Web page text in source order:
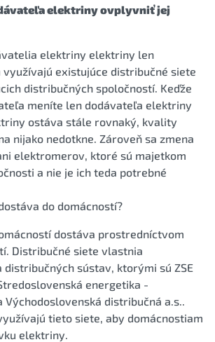
elektriny ovplyvniť jej
elektriny elektriny len
využívajú existujúce distribučné siete
distribučných spoločností. Keďže
meníte len dodávateľa elektriny
ostáva stále rovnaký, kvality
nijako nedotkne. Zároveň sa zmena
elektromerov, ktoré sú majetkom
a nie je ich teda potrebné
do domácností?
dostáva prostredníctvom
Distribučné siete vlastnia
sústav, ktorými sú ZSE
energetika -
Východoslovenská distribučná a.s..
tieto siete, aby domácnostiam
elektriny.